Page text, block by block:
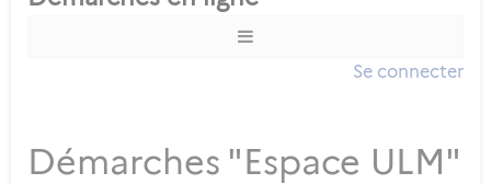
Se connecter
Démarches "Espace ULM"